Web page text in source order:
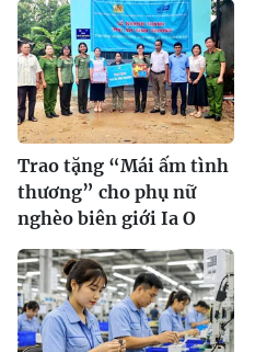
Trao tặng “Mái ấm tình
thương” cho phụ nữ
nghèo biên giới Ia O